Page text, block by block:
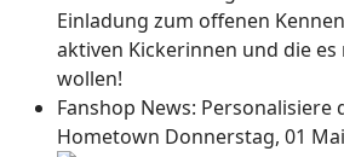
Einladung zum offenen
aktiven Kickerinnen und die
wollen!
Fanshop News: Personalisiere
Hometown Donnerstag, 01